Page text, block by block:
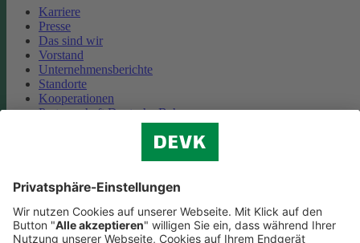
Karriere
Presse
Das sind wir
Vorstand
Unternehmensberichte
Standorte
Kooperationen
Partnerschaft Deutsche Bahn